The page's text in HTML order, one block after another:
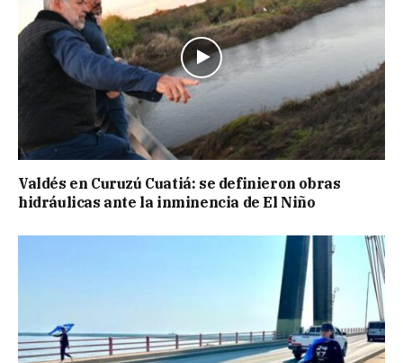
Valdés en Curuzú Cuatiá: se definieron obras
hidráulicas ante la inminencia de El Niño